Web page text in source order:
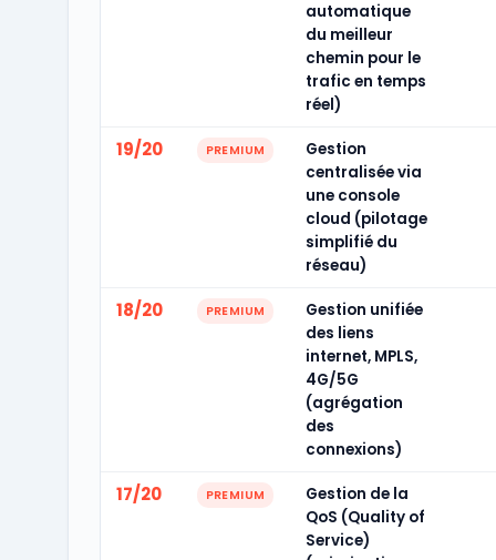
automatique
du meilleur
chemin pour le
trafic en temps
réel)
19/20 PREMIUM
Gestion
centralisée via
une console
cloud (pilotage
simplifié du
réseau)
18/20 PREMIUM
Gestion unifiée
des liens
internet, MPLS,
4G/5G
(agrégation
des
connexions)
17/20 PREMIUM
Gestion de la
QoS (Quality of
Service)